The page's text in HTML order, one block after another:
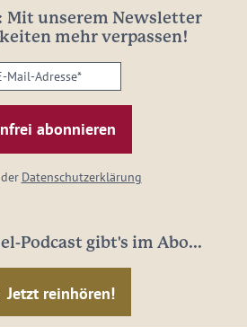
Mit unserem Newsletter
mehr verpassen!
Datenschutzerklärung
Podcast gibt's im Abo...
Jetzt reinhören!